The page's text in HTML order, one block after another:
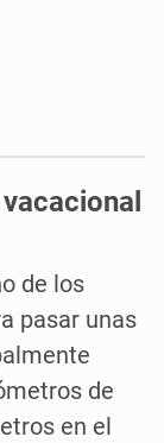
de los
pasar unas
de
en el